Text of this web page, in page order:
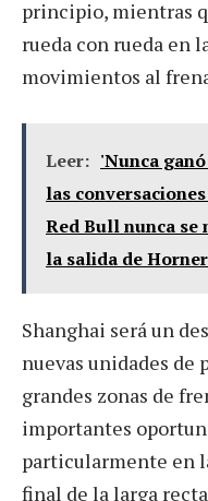
principio, mientras
rueda con rueda en
movimientos al
Leer: 'Nunca
las
Red Bull nunca se
la salida de Horner
Shanghai será un
nuevas unidades de
grandes zonas de
importantes
particularmente en
final de la larga